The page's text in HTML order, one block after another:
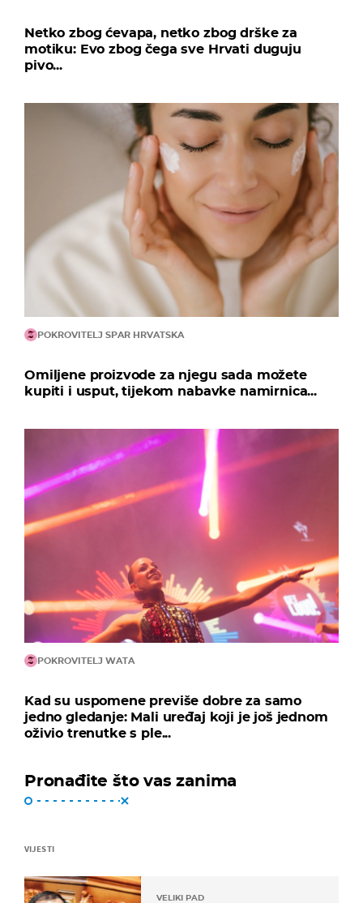
Netko zbog ćevapa, netko zbog drške za
motiku: Evo zbog čega sve Hrvati duguju
pivo...
POKROVITELJ SPAR HRVATSKA
Omiljene proizvode za njegu sada možete
kupiti i usput, tijekom nabavke namirnica...
POKROVITELJ WATA
Kad su uspomene previše dobre za samo
jedno gledanje: Mali uređaj koji je još jednom
oživio trenutke s ple...
Pronađite što vas zanima
VIJESTI
VELIKI PAD